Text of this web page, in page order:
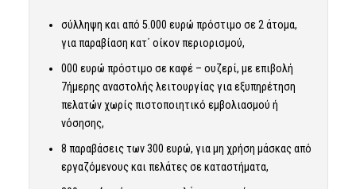
σύλληψη και από 5.000 ευρώ πρόστιμο σε 2 άτομα,
για παραβίαση κατ΄ οίκον περιορισμού,
000 ευρώ πρόστιμο σε καφέ – ουζερί, με επιβολή
7ήμερης αναστολής λειτουργίας για εξυπηρέτηση
πελατών χωρίς πιστοποιητικό εμβολιασμού ή
νόσησης,
8 παραβάσεις των 300 ευρώ, για μη χρήση μάσκας από
εργαζόμενους και πελάτες σε καταστήματα,